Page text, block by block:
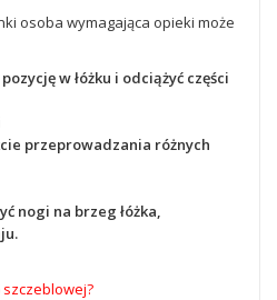
osoba wymagająca opieki może
w łóżku i odciążyć części
przeprowadzania różnych
nogi na brzeg łóżka,